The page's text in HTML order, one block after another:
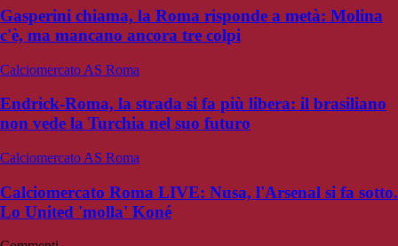
Gasperini chiama, la Roma risponde a metà: Molina
c'è, ma mancano ancora tre colpi
Calciomercato AS Roma
Endrick-Roma, la strada si fa più libera: il brasiliano
non vede la Turchia nel suo futuro
Calciomercato AS Roma
Calciomercato Roma LIVE: Nusa, l'Arsenal si fa sotto.
Lo United 'molla' Koné